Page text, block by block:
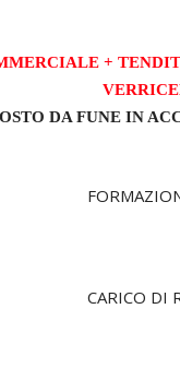
+
DA FUNE IN
CARICO DI